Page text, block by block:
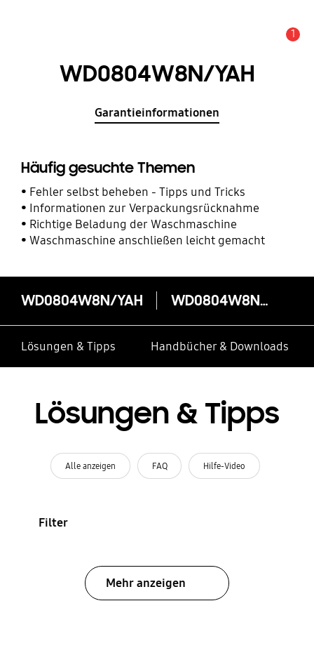
1
WD0804W8N/YAH
Garantieinformationen
Häufig gesuchte Themen
Fehler selbst beheben - Tipps und Tricks
Informationen zur Verpackungsrücknahme
Richtige Beladung der Waschmaschine
Waschmaschine anschließen leicht gemacht
WD0804W8N/YAH WD0804W8N/YAH
Lösungen & Tipps Handbücher & Downloads
Lösungen & Tipps
Alle anzeigen FAQ Hilfe-Video
Filter
Mehr anzeigen